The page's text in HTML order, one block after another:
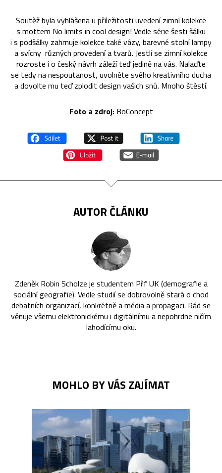
Soutěž byla vyhlášena u příležitosti uvedení zimní kolekce
s mottem No limits in cool design! Vedle série šesti šálku
i s podšálky zahrnuje kolekce také vázy, barevné stolní lampy
a svícny různých provedení a tvarů. Jestli se zimní kolekce
rozroste i o český návrh záleží teď jedině na vás. Nalaďte
se tedy na nespoutanost, uvolněte svého kreativního ducha
a dovolte mu teď zplodit design vašich snů. Mnoho štěstí.
Foto a zdroj: BoConcept
AUTOR ČLÁNKU
Zdeněk Robin Scholze je studentem Přf UK (demografie a
sociální geografie). Vedle studií se dobrovolně stará o chod
debatních organizací, konkrétně a média a propagaci. Rád se
věnuje všemu elektronickému i digitálnímu a nepohrdne ničím
lahodícímu oku.
MOHLO BY VÁS ZAJÍMAT